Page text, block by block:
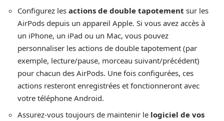
Configurez les actions de double tapotement sur les
AirPods depuis un appareil Apple. Si vous avez accès à
un iPhone, un iPad ou un Mac, vous pouvez
personnaliser les actions de double tapotement (par
exemple, lecture/pause, morceau suivant/précédent)
pour chacun des AirPods. Une fois configurées, ces
actions resteront enregistrées et fonctionneront avec
votre téléphone Android.
Assurez-vous toujours de maintenir le logiciel de vos